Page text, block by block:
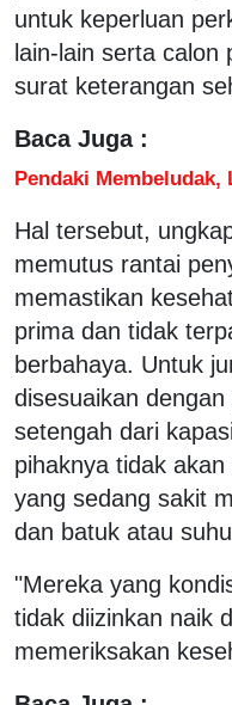
untuk keperluan
lain-lain serta calon
surat keterangan
Baca Juga :
Pendaki Membeludak,
Hal tersebut,
memutus rantai
memastikan
prima dan tidak
berbahaya. Untuk
disesuaikan
setengah dari
pihaknya tidak
yang sedang sakit
dan batuk atau
"Mereka yang
tidak diizinkan naik
memeriksakan